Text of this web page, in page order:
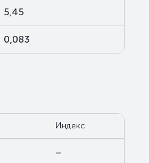
5,45
0,083
Индекс
–